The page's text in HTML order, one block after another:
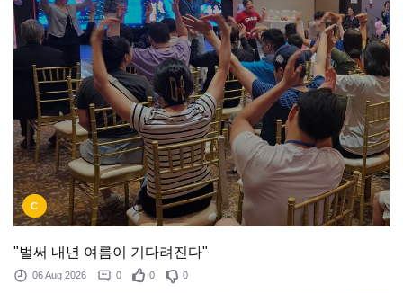
C
"벌써 내년 여름이 기다려진다"
06 Aug 2026 0 0 0